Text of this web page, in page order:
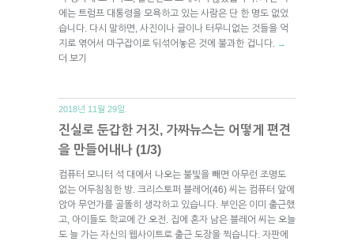
에는 트럼프 대통령을 모욕하고 있는 사람은 단 한 명도 없었
습니다. 다시 말하면, 사진이나 글이나 터무니없는 것들을 억
지로 엮어서 마구잡이로 뒤섞어놓은 것에 불과한 겁니다.
→
더 보기
2018년 11월 29일.
진실로 둔갑한 거짓, 가짜뉴스는 어떻게 편견
을 만들어내나 (1/3)
컴퓨터 모니터 석 대에서 나오는 불빛을 빼면 아무런 조명도
없는 어두침침한 방. 크리스토퍼 블레어(46) 씨는 컴퓨터 앞에
앉아 무언가를 골똘히 생각하고 있습니다. 부인은 이미 출근했
고, 아이들도 학교에 간 오전. 집에 혼자 남은 블레어 씨는 오늘
도 늘 가는 자신의 웹사이트로 출근 도장을 찍습니다. 자판에